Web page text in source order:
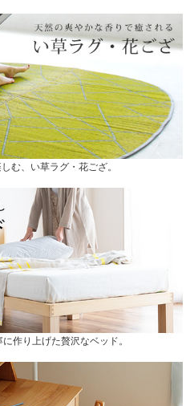
む、い草ラグ・花ござ。
作り上げた贅沢なベッド。